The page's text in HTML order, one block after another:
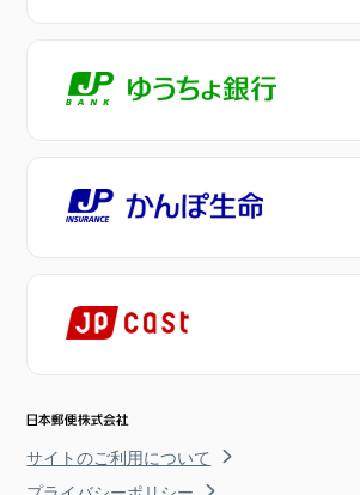
サイトのご利用について